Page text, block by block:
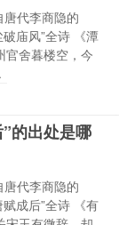
唐代李商隐的
破庙风”全诗 《潭
官舍暮楼空，今
的出处是哪
唐代李商隐的
赋成后”全诗 《有